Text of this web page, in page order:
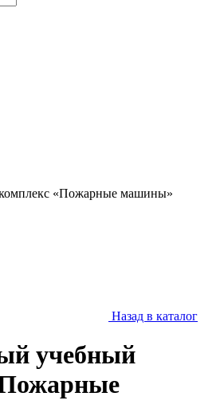
«Пожарные машины»
Назад в каталог
учебный